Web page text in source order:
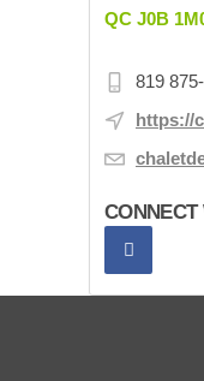
QC J0B
819
https://
CONNECT